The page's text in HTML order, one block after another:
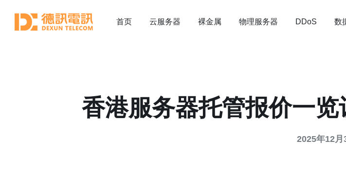
首页 云服务器 裸金属 物理服务器 DDoS 数
香港服务器托管报价一
2025年12月